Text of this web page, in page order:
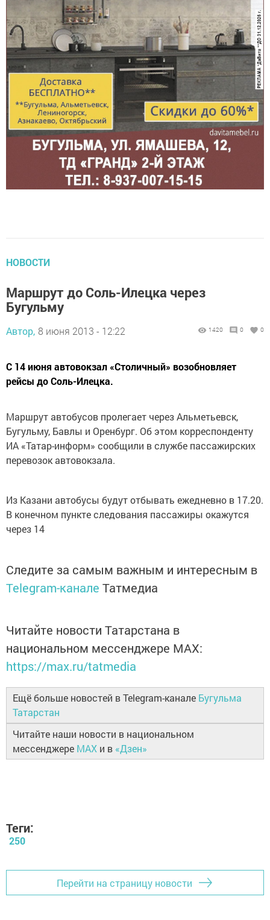
НОВОСТИ
Маршрут до Соль-Илецка через
Бугульму
Автор, 8 июня 2013 - 12:22 1420 0 0
С 14 июня автовокзал «Столичный» возобновляет
рейсы до Соль-Илецка.
Маршрут автобусов пролегает через Альметьевск,
Бугульму, Бавлы и Оренбург. Об этом корреспонденту
ИА «Татар-информ» сообщили в службе пассажирских
перевозок автовокзала.
Из Казани автобусы будут отбывать ежедневно в 17.20.
В конечном пункте следования пассажиры окажутся
через 14
Следите за самым важным и интересным в
Telegram-канале Татмедиа
Читайте новости Татарстана в
национальном мессенджере MАХ:
https://max.ru/tatmedia
Ещё больше новостей в Telegram-канале Бугульма
Татарстан
Читайте наши новости в национальном
мессенджере MAX и в «Дзен»
Теги:
250
Перейти на страницу новости